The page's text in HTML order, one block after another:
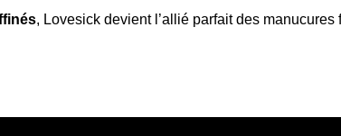
, Lovesick devient l’allié parfait des